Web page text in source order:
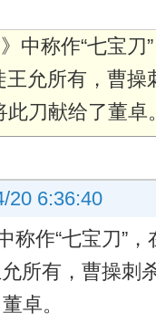
中称作“七宝
王允所有，曹
刀献给了董
20 6:36:40
称作“七宝刀”
允所有，曹操
卓。